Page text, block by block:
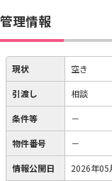
管理情報
現状 空き
引渡し 相談
条件等 －
物件番号 －
情報公開日 2026年05